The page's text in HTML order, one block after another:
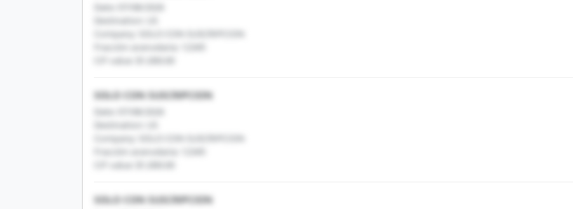
Date: 07/08/2026
Destination: US
Company: SOLO CON SUSCRIPCION
Fracción arancelaria: 12345
CIF value: $1,000.00
SOLO CON SUSCRIPCION
Date: 07/08/2026
Destination: US
Company: SOLO CON SUSCRIPCION
Fracción arancelaria: 12345
CIF value: $1,000.00
SOLO CON SUSCRIPCION